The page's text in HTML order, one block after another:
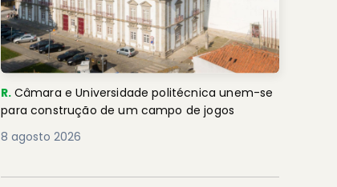
R. Câmara e Universidade politécnica unem-se
para construção de um campo de jogos
8 agosto 2026